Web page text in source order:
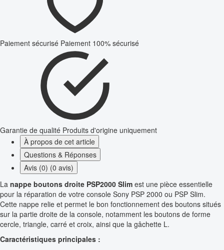
Paiement sécurisé Paiement 100% sécurisé
Garantie de qualité Produits d'origine uniquement
À propos de cet article
Questions & Réponses
Avis (0) (0 avis)
La nappe boutons droite PSP2000 Slim est une pièce essentielle
pour la réparation de votre console Sony PSP 2000 ou PSP Slim.
Cette nappe relie et permet le bon fonctionnement des boutons situés
sur la partie droite de la console, notamment les boutons de forme
cercle, triangle, carré et croix, ainsi que la gâchette L.
Caractéristiques principales :